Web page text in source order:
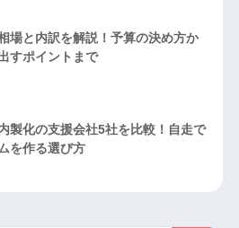
場と内訳を解説！予算の決め方か
すポイントまで
製化の支援会社5社を比較！自走で
を作る選び方